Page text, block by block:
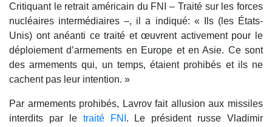
Critiquant le retrait américain du FNI – Traité sur les forces
nucléaires intermédiaires –, il a indiqué: « Ils (les États-
Unis) ont anéanti ce traité et œuvrent activement pour le
déploiement d’armements en Europe et en Asie. Ce sont
des armements qui, un temps, étaient prohibés et ils ne
cachent pas leur intention. »
Par armements prohibés, Lavrov fait allusion aux missiles
interdits par le traité FNI . Le président russe Vladimir